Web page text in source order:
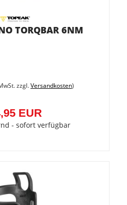
TORQBAR 6NM
zzgl.Versandkosten)
EUR
- sofort verfügbar